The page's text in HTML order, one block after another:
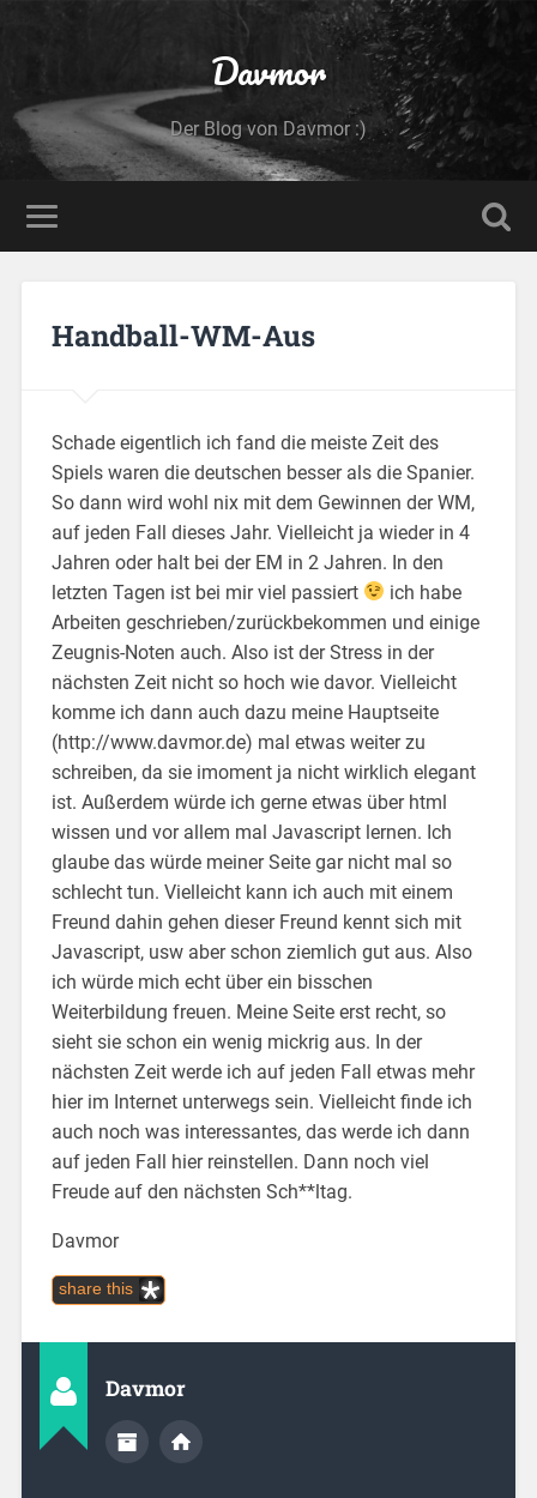
Davmor
Der Blog von Davmor :)
Handball-WM-Aus
Schade eigentlich ich fand die meiste Zeit des
Spiels waren die deutschen besser als die Spanier.
So dann wird wohl nix mit dem Gewinnen der WM,
auf jeden Fall dieses Jahr. Vielleicht ja wieder in 4
Jahren oder halt bei der EM in 2 Jahren. In den
letzten Tagen ist bei mir viel passiert
ich habe
Arbeiten geschrieben/zurückbekommen und einige
Zeugnis-Noten auch. Also ist der Stress in der
nächsten Zeit nicht so hoch wie davor. Vielleicht
komme ich dann auch dazu meine Hauptseite
(http://www.davmor.de) mal etwas weiter zu
schreiben, da sie imoment ja nicht wirklich elegant
ist. Außerdem würde ich gerne etwas über html
wissen und vor allem mal Javascript lernen. Ich
glaube das würde meiner Seite gar nicht mal so
schlecht tun. Vielleicht kann ich auch mit einem
Freund dahin gehen dieser Freund kennt sich mit
Javascript, usw aber schon ziemlich gut aus. Also
ich würde mich echt über ein bisschen
Weiterbildung freuen. Meine Seite erst recht, so
sieht sie schon ein wenig mickrig aus. In der
nächsten Zeit werde ich auf jeden Fall etwas mehr
hier im Internet unterwegs sein. Vielleicht finde ich
auch noch was interessantes, das werde ich dann
auf jeden Fall hier reinstellen. Dann noch viel
Freude auf den nächsten Sch**ltag.
Davmor
share this
Davmor